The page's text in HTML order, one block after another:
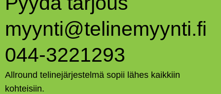
myynti@telinemyynti.fi
044-3221293
Allround telinejärjestelmä sopii lähes kaikkiin
kohteisiin.